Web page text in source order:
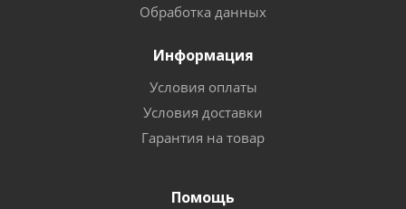
Обработка данных
Информация
Условия оплаты
Условия доставки
Гарантия на товар
Помощь